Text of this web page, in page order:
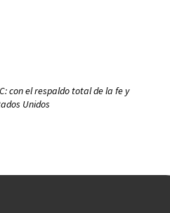
con el respaldo total de la fe y
Unidos